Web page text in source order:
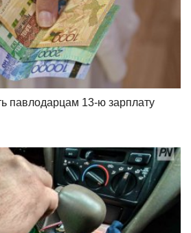
павлодарцам 13-ю зарплату